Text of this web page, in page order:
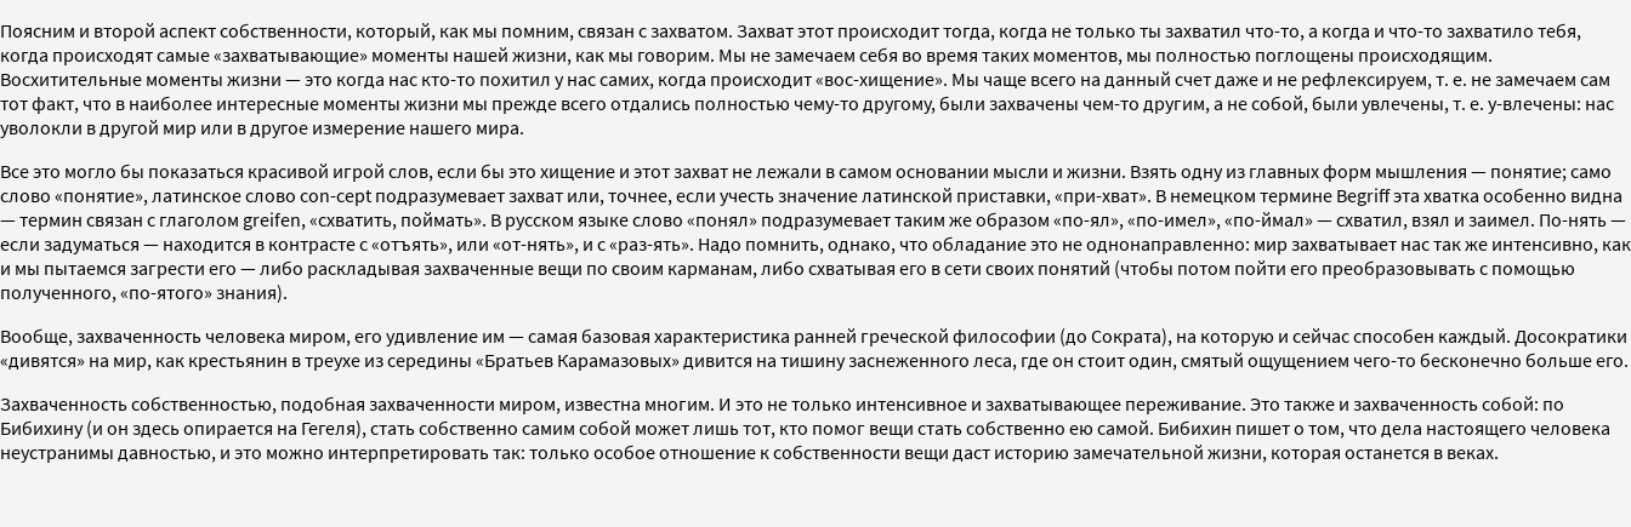
Поясним и второй аспект собственности, который, как мы помним, связан с захватом. Захват этот происходит тогда, когда не только ты захватил что-то, а когда и что-то захватило тебя,
когда происходят самые «захватывающие» моменты нашей жизни, как мы говорим. Мы не замечаем себя во время таких моментов, мы полностью поглощены происходящим.
Восхитительные моменты жизни — это когда нас кто-то похитил у нас самих, когда происходит «вос-хищение». Мы чаще всего на данный счет даже и не рефлексируем, т. е. не замечаем сам
тот факт, что в наиболее интересные моменты жизни мы прежде всего отдались полностью чему-то другому, были захвачены чем-то другим, а не собой, были увлечены, т. е. у-влечены: нас
уволокли в другой мир или в другое измерение нашего мира.
Все это могло бы показаться красивой игрой слов, если бы это хищение и этот захват не лежали в самом основании мысли и жизни. Взять одну из главных форм мышления — понятие; само
слово «понятие», латинское слово con-cept подразумевает захват или, точнее, если учесть значение латинской приставки, «при-хват». В немецком термине Begriff эта хватка особенно видна
— термин связан с глаголом greifen, «схватить, поймать». В русском языке слово «понял» подразумевает таким же образом «по-ял», «по-имел», «по-ймал» — схватил, взял и заимел. По-нять —
если задуматься — находится в контрасте с «отъять», или «от-нять», и с «раз-ять». Надо помнить, однако, что обладание это не однонаправленно: мир захватывает нас так же интенсивно, как
и мы пытаемся загрести его — либо раскладывая захваченные вещи по своим карманам, либо схватывая его в сети своих понятий (чтобы потом пойти его преобразовывать с помощью
полученного, «по-ятого» знания).
Вообще, захваченность человека миром, его удивление им — самая базовая характеристика ранней греческой философии (до Сократа), на которую и сейчас способен каждый. Досократики
«дивятся» на мир, как крестьянин в треухе из середины «Братьев Карамазовых» дивится на тишину заснеженного леса, где он стоит один, смятый ощущением чего-то бесконечно больше его.
Захваченность собственностью, подобная захваченности миром, известна многим. И это не только интенсивное и захватывающее переживание. Это также и захваченность собой: по
Бибихину (и он здесь опирается на Гегеля), стать собственно самим собой может лишь тот, кто помог вещи стать собственно ею самой. Бибихин пишет о том, что дела настоящего человека
неустранимы давностью, и это можно интерпретировать так: только особое отношение к собственности вещи даст историю замечательной жизни, которая останется в веках.